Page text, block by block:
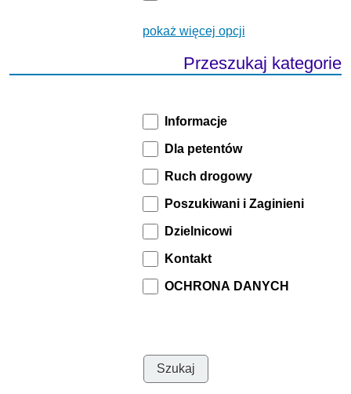
pokaż więcej opcji
Przeszukaj kategorie
Informacje
Dla petentów
Ruch drogowy
Poszukiwani i Zaginieni
Dzielnicowi
Kontakt
OCHRONA DANYCH